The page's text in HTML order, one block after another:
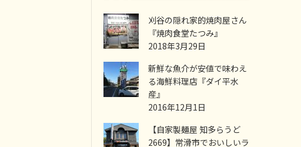
刈谷の隠れ家的焼肉屋さん
『焼肉食堂たつみ』
2018年3月29日
新鮮な魚介が安値で味わえ
る海鮮料理店『ダイ平水
産』
2016年12月1日
【自家製麺屋 知多らうど
2669】常滑市でおいしいラ